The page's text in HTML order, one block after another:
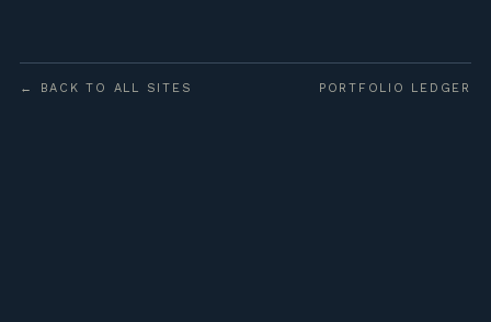
← BACK TO ALL SITES PORTFOLIO LEDGER